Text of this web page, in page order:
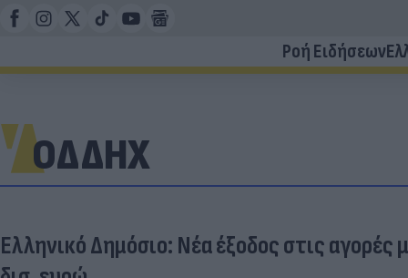
Ροή Ειδήσεων
ΟΔΔΗΧ
Ελληνικό Δημόσιο: Νέα έξοδος στις αγορές